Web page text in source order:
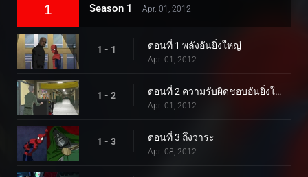
1 Season 1 Apr. 01, 2012
1 - 1 ตอนที่ 1 พลังอันยิ่งใหญ่
Apr. 01, 2012
1 - 2 ตอนที่ 2 ความรับผิดชอบอันยิ่งใหญ่
Apr. 01, 2012
1 - 3 ตอนที่ 3 ถึงวาระ
Apr. 08, 2012